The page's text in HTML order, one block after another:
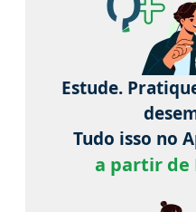
Estude.
Tudo isso no
a partir de